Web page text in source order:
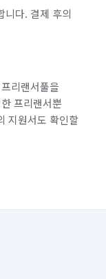
니다. 결제 후의
리랜서풀을
프리랜서뿐
지원서도 확인할